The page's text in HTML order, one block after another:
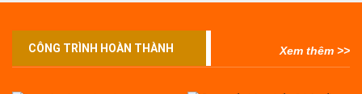
CÔNG TRÌNH HOÀN THÀNH Xem thêm >>